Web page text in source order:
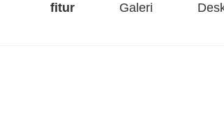
fitur Galeri